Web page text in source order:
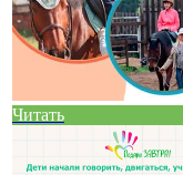
Читать